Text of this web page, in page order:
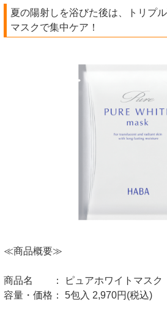
夏の陽射しを浴びた後は、トリプ
マスクで集中ケア！
≪商品概要≫
商品名 ： ピュアホワイトマスク
容量・価格： 5包入 2,970円(税込)